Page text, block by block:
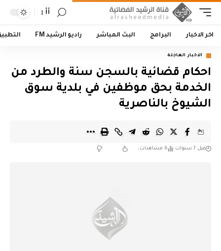
أأ
اخر الاخبار البرامج البث المباشر راديو الرشيد FM
الاخبار العاجلة
احكام قضائية بالسجن سنة والطرد من
الخدمة بحق موظفين في بلدية سوق
الشيوخ بالناصرية
قبل 7 سنوات 6 مشاهدات